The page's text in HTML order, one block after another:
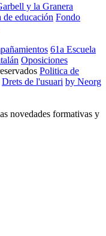
y la Granera
educación Fondo
61a Escuela
Oposiciones
Politica de
Drets de l'usuari by Neorg
novedades formativas y